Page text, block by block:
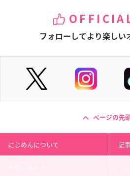
フォローしてより楽しい
ページの先
にじめんについて 記